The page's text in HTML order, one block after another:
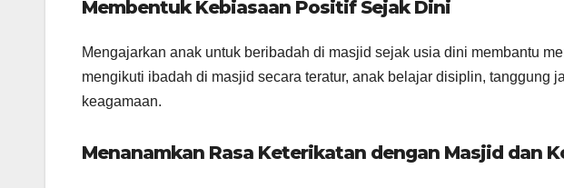
Membentuk Kebiasaan Positif Sejak Dini
Mengajarkan anak untuk beribadah di masjid sejak usia dini membantu
mengikuti ibadah di masjid secara teratur, anak belajar disiplin, tanggung
keagamaan.
Menanamkan Rasa Keterikatan dengan Masjid dan